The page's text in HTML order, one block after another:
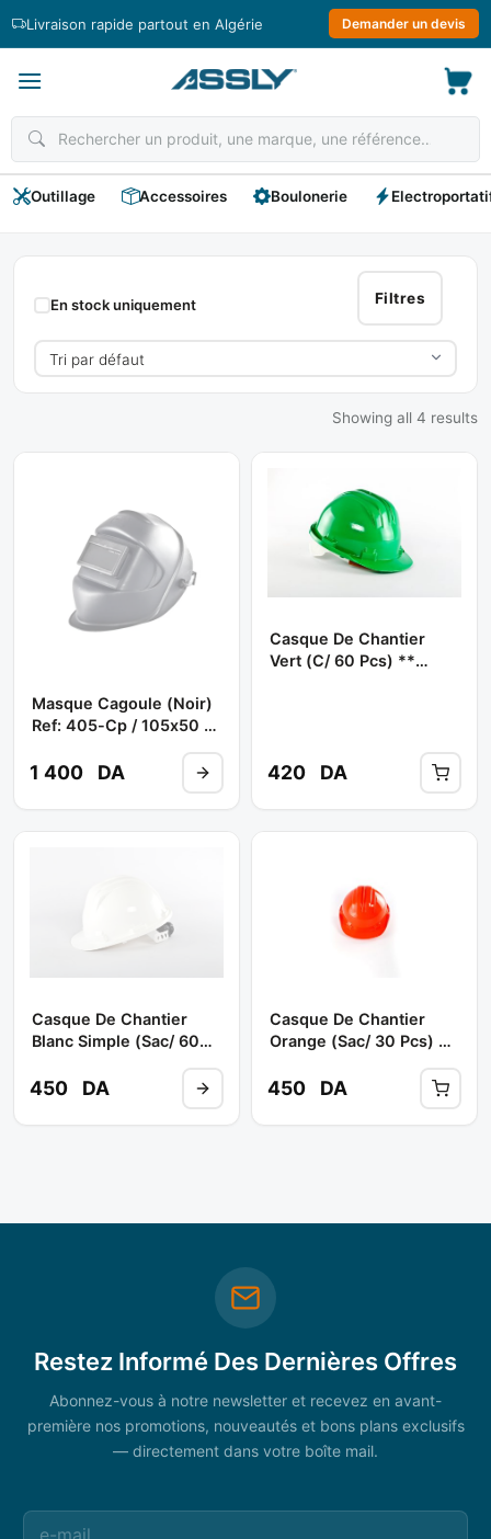
Livraison rapide partout en Algérie Demander un devis
Outillage Accessoires Boulonerie
CLIMAX
Filtres
En stock uniquement
Showing all 4 results
Masque Cagoule (noir)
Ref: 405-Cp / 105x50 **
1 400 DA
Casque De Chantier
Vert (c/ 60 Pcs) **
420 DA
Casque De Chantier
Blanc Simple (sac/ 60
450 DA
Casque De Chantier
Orange (sac/ 30 Pcs) **
450 DA
Restez Informé Des Dernières Offres
Abonnez-vous à notre newsletter et recevez en avant-
première nos promotions, nouveautés et bons plans exclusifs
— directement dans votre boîte mail.